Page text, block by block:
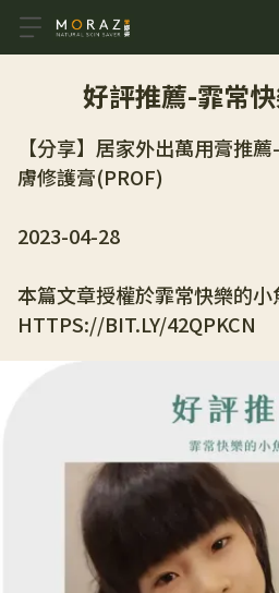
好評推薦-霏常
【分享】居家外出萬用膏推
膚修護膏(PROF)
2023-04-28
本篇文章授權於霏常快樂的小
HTTPS://BIT.LY/42QPKCN